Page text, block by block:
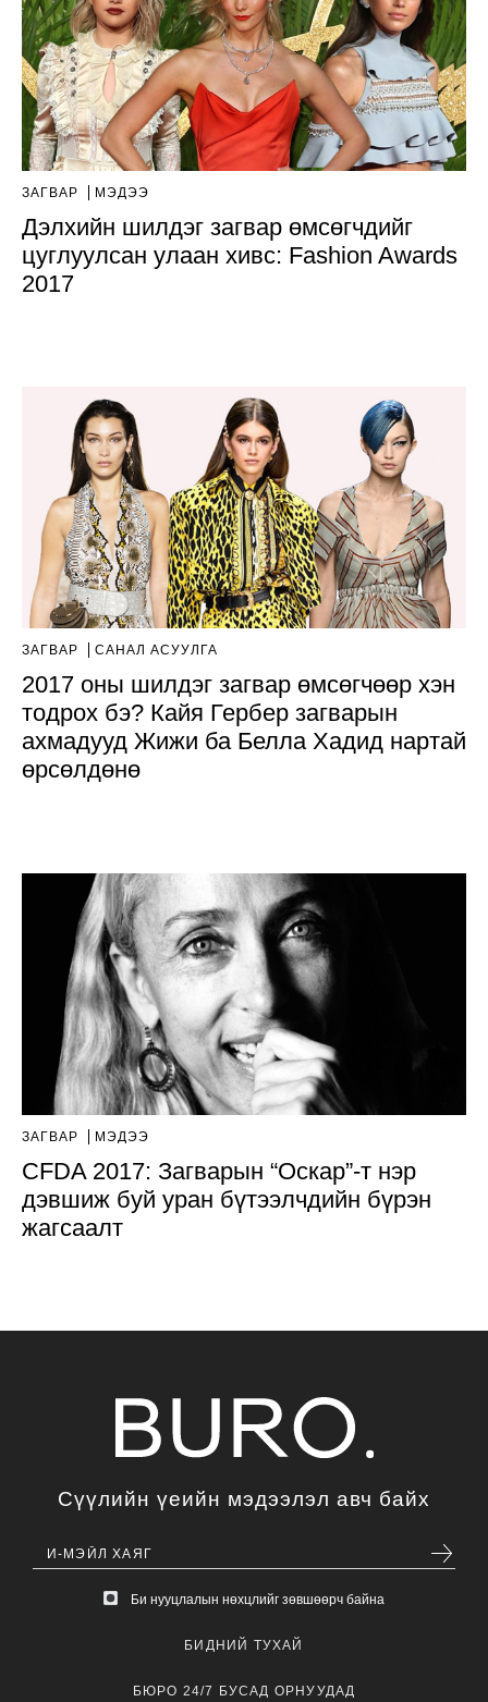
ЗАГВАР МЭДЭЭ
Дэлхийн шилдэг загвар өмсөгчдийг
цуглуулсан улаан хивс: Fashion Awards
2017
ЗАГВАР САНАЛ АСУУЛГА
2017 оны шилдэг загвар өмсөгчөөр хэн
тодрох бэ? Кайя Гербер загварын
ахмадууд Жижи ба Белла Хадид нартай
өрсөлдөнө
ЗАГВАР МЭДЭЭ
CFDA 2017: Загварын “Оскар”-т нэр
дэвшиж буй уран бүтээлчдийн бүрэн
жагсаалт
Сүүлийн үеийн мэдээлэл авч байх
Би нууцлалын нөхцлийг зөвшөөрч байна
БИДНИЙ ТУХАЙ
БЮРО 24/7 БУСАД ОРНУУДАД